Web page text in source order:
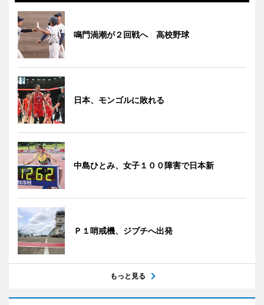
鳴門渦潮が２回戦へ 高校野球
日本、モンゴルに敗れる
中島ひとみ、女子１００障害で日本新
Ｐ１哨戒機、ジブチへ出発
もっと見る